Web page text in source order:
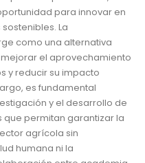
para innovar en
La
como una alternativa
el aprovechamiento
y reducir su impacto
es fundamental
y el desarrollo de
permitan garantizar la
agrícola sin
humana ni la